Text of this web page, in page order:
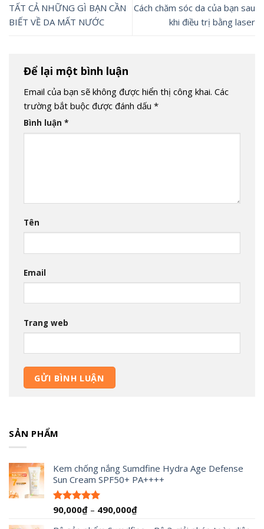
TẤT CẢ NHỮNG GÌ BẠN CẦN
BIẾT VỀ DA MẤT NƯỚC
Cách chăm sóc da của bạn sau
khi điều trị bằng laser
Để lại một bình luận
Email của bạn sẽ không được hiển thị công khai. Các
trường bắt buộc được đánh dấu *
Bình luận *
Tên
Email
Trang web
SẢN PHẨM
Kem chống nắng Sumdfine Hydra Age Defense
Sun Cream SPF50+ PA++++
Được xếp
90,000₫ – 490,000₫Khoảng